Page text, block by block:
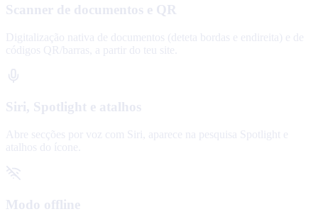
Scanner de documentos e QR
Digitalização nativa de documentos (deteta bordas e endireita) e de
códigos QR/barras, a partir do teu site.
Siri, Spotlight e atalhos
Abre secções por voz com Siri, aparece na pesquisa Spotlight e
atalhos do ícone.
Modo offline